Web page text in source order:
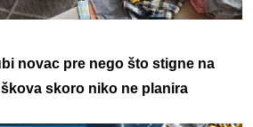
novac pre nego što stigne na
skoro niko ne planira